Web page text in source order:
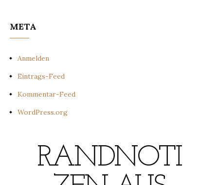
META
Anmelden
Eintrags-Feed
Kommentar-Feed
WordPress.org
RANDNOTI